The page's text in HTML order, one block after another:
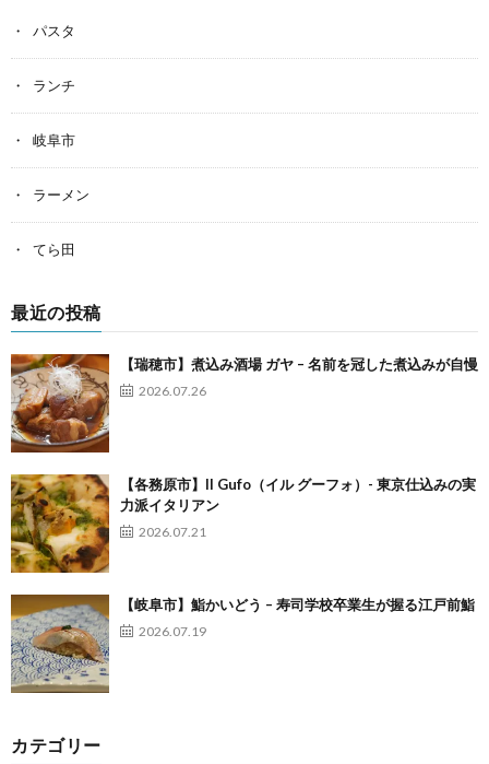
パスタ
ランチ
岐阜市
ラーメン
てら田
最近の投稿
【瑞穂市】煮込み酒場 ガヤ – 名前を冠した煮込みが自慢
2026.07.26
【各務原市】Il Gufo（イル グーフォ）- 東京仕込みの実
力派イタリアン
2026.07.21
【岐阜市】鮨かいどう – 寿司学校卒業生が握る江戸前鮨
2026.07.19
カテゴリー